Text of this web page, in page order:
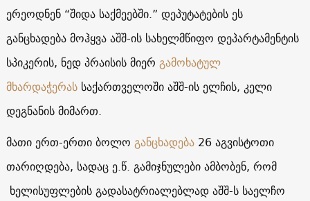
ერეოდნენ “შიდა საქმეებში.” დეპუტატების ეს
განცხადება მოჰყვა აშშ-ის სახელმწიფო დეპარტამენტის
სპიკერის, ნედ პრაისის მიერ გამოხატულ
მხარდაჭერასსაქართველოში აშშ-ის ელჩის, კელი
დეგნანის მიმართ.
მათი ერთ-ერთი ბოლო განცხადება 26 აგვისტოთი
თარიღდება, სადაც ე.წ. გამიჯნულები ამბობენ, რომ
ხელისუფლების გადასატრიალებლად აშშ-ს საელჩო